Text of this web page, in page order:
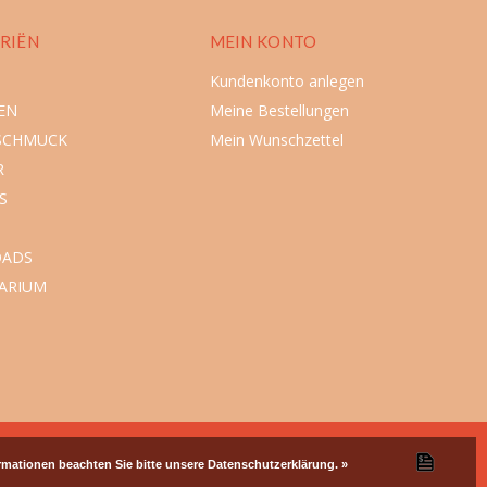
MEIN KONTO
Kundenkonto anlegen
Meine Bestellungen
Mein Wunschzettel
beachten Sie bitte unsere Datenschutzerklärung. »